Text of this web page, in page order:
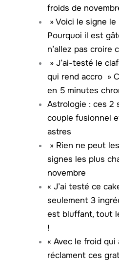
froids de
» Voici le signe
Pourquoi il est
n’allez pas croire
» J’ai-testé le
qui rend accro »
en 5 minutes
Astrologie : ces 2
couple fusionnel
astres
» Rien ne peut
signes les plus
novembre
« J’ai testé ce
seulement 3
est bluffant, tout
!
« Avec le froid qui
réclament ces